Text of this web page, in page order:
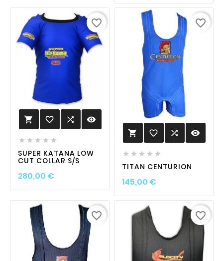
 favorite_border  visibility
    
SUPER KATANA LOW
CUT COLLAR S/S
280,00 €Prix
favorite_border
 favorite_border  visibility
    
TITAN CENTURION
145,00 €Prix
favorite_border
favorite_border favorite_border